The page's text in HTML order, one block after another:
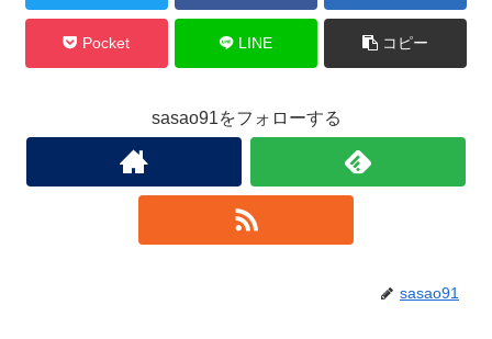
Pocket LINE コピー
sasao91をフォローする
sasao91